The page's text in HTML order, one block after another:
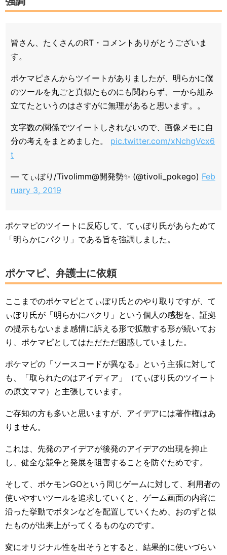
皆さん、たくさんのRT・コメントありがとうございま
す。
ポケマピさんからツイートがありましたが、明らかに僕
のツールを丸ごと真似たものにも関わらず、一から組み
立てたというのはさすがに無理があると思います。。
文字数の関係でツイートしきれないので、画像メモに自
分の考えをまとめました。 pic.twitter.com/xNchgVcx6
t
— てぃぼり/Tivolimm@開発勢✨ (@tivoli_pokego) Feb
ruary 3, 2019
ポケマピのツイートに反応して、てぃぼり氏があらためて
「明らかにパクリ」である旨を強調しました。
ポケマピ、弁護士に依頼
ここまでのポケマピとてぃぼり氏とのやり取りですが、て
ぃぼり氏が「明らかにパクリ」という個人の感想を、証拠
の提示もないまま感情に訴える形で拡散する形が続いてお
り、ポケマピとしてはただただ困惑していました。
ポケマピの「ソースコードが異なる」という主張に対して
も、「取られたのはアイディア」（てぃぼり氏のツイート
の原文ママ）と主張しています。
ご存知の方も多いと思いますが、アイデアには著作権はあ
りません。
これは、先発のアイデアが後発のアイデアの出現を抑止
し、健全な競争と発展を阻害することを防ぐためです。
そして、ポケモンGOという同じゲームに対して、利用者の
使いやすいツールを追求していくと、ゲーム画面の内容に
沿った挙動でボタンなどを配置していくため、おのずと似
たものが出来上がってくるものなのです。
変にオリジナル性を出そうとすると、結果的に使いづらい